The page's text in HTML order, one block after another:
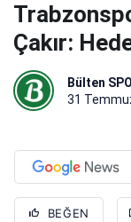
Çakır:
Bülten
31
BEĞEN